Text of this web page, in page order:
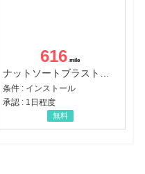
616
条件 : インストール
承認 : 1日程度
無料